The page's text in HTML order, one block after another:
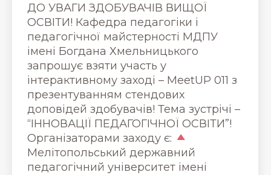
ДО УВАГИ ЗДОБУВАЧІВ ВИЩОЇ
ОСВІТИ! Кафедра педагогіки і
педагогічної майстерності МДПУ
імені Богдана Хмельницького
запрошує взяти участь у
інтерактивному заході – MeetUP 011 з
презентуванням стендових
доповідей здобувачів! Тема зустрічі –
“ІННОВАЦІЇ ПЕДАГОГІЧНОЇ ОСВІТИ”!
Організаторами заходу є:
Мелітопольський державний
педагогічний університет імені